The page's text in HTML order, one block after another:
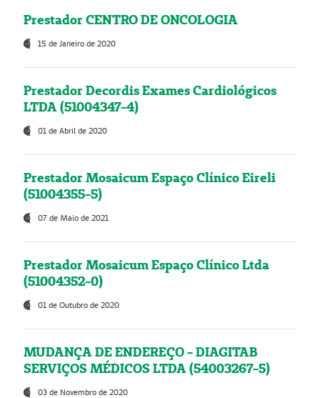
Prestador CENTRO DE ONCOLOGIA
15 de Janeiro de 2020
Prestador Decordis Exames Cardiológicos
LTDA (51004347-4)
01 de Abril de 2020
Prestador Mosaicum Espaço Clínico Eireli
(51004355-5)
07 de Maio de 2021
Prestador Mosaicum Espaço Clínico Ltda
(51004352-0)
01 de Outubro de 2020
MUDANÇA DE ENDEREÇO - DIAGITAB
SERVIÇOS MÉDICOS LTDA (54003267-5)
03 de Novembro de 2020